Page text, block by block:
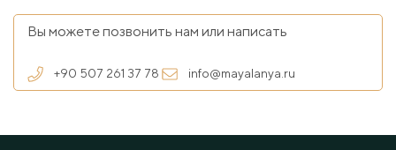
Вы можете позвонить нам или написать
+90 507 261 37 78 info@mayalanya.ru